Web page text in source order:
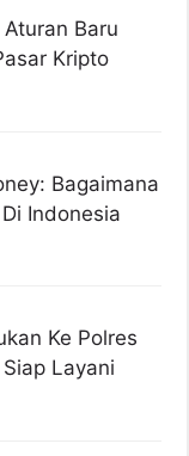
Baru
Kripto
Bagaimana
Indonesia
Ke Polres
Layani